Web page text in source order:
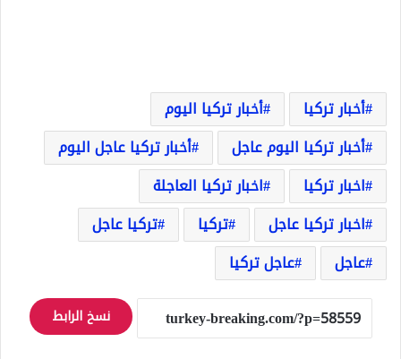
أخبار تركيا
أخبار تركيا اليوم
أخبار تركيا اليوم عاجل
أخبار تركيا عاجل اليوم
اخبار تركيا
اخبار تركيا العاجلة
اخبار تركيا عاجل
تركيا
تركيا عاجل
عاجل
عاجل تركيا
نسخ الرابط